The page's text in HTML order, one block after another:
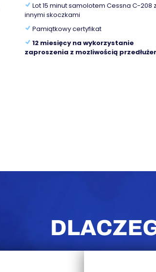
Lot 15 minut samolotem Cessna C-208 z
innymi skoczkami
Pamiątkowy certyfikat
12 miesięcy na wykorzystanie
zaproszenia z mozliwością